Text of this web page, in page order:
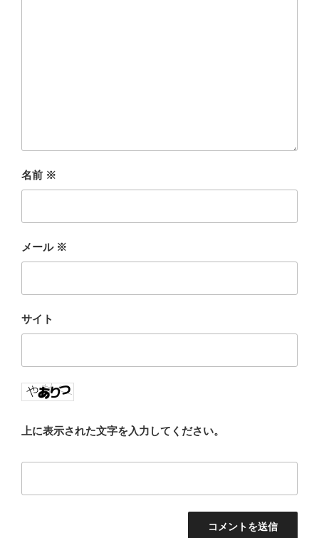
名前 ※
メール ※
サイト
上に表示された文字を入力してください。